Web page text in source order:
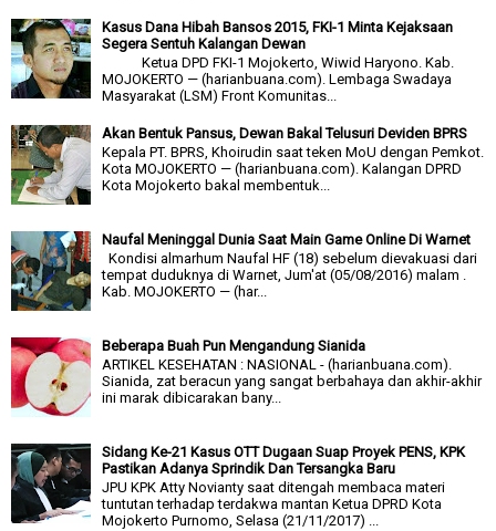
Kasus Dana Hibah Bansos 2015, FKI-1 Minta Kejaksaan
Segera Sentuh Kalangan Dewan
Ketua DPD FKI-1 Mojokerto, Wiwid Haryono. Kab.
MOJOKERTO — (harianbuana.com). Lembaga Swadaya
Masyarakat (LSM) Front Komunitas...
Akan Bentuk Pansus, Dewan Bakal Telusuri Deviden BPRS
Kepala PT. BPRS, Khoirudin saat teken MoU dengan Pemkot.
Kota MOJOKERTO — (harianbuana.com). Kalangan DPRD
Kota Mojokerto bakal membentuk...
Naufal Meninggal Dunia Saat Main Game Online Di Warnet
Kondisi almarhum Naufal HF (18) sebelum dievakuasi dari
tempat duduknya di Warnet, Jum'at (05/08/2016) malam .
Kab. MOJOKERTO — (har...
Beberapa Buah Pun Mengandung Sianida
ARTIKEL KESEHATAN : NASIONAL - (harianbuana.com).
Sianida, zat beracun yang sangat berbahaya dan akhir-akhir
ini marak dibicarakan bany...
Sidang Ke-21 Kasus OTT Dugaan Suap Proyek PENS, KPK
Pastikan Adanya Sprindik Dan Tersangka Baru
JPU KPK Atty Novianty saat ditengah membaca materi
tuntutan terhadap terdakwa mantan Ketua DPRD Kota
Mojokerto Purnomo, Selasa (21/11/2017) ...